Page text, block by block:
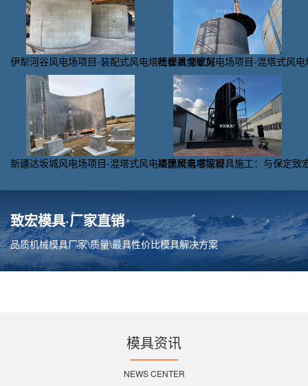
伊犁河谷风电场项目-装配式风电塔筒模具哪家好吐鲁番戈壁风电场项目-混塔式风
新疆达坂城风电场项目-混塔式风电塔筒模具哪家好福建风电塔筒模具施工：与保定致
致宏模具·厂家直销
品质机械模具厂家\质量\最具性价比模具解决方案
模具资讯
NEWS CENTER